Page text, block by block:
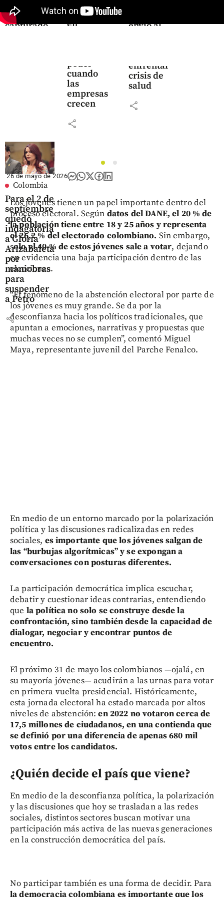
en una
maleta: hay
capturado
MiPymes
en
poder
cuando
las
empresas
crecen
share
envió al
enfrentar
crisis de
salud
share
Colombia
Para el 2 de
septiembre
quedó
indagatoria
a Gloria
Arizabaleta
por
maniobras
para
suspender
a Petro
share
1
2
26 de mayo de 2026
Los jóvenes tienen un papel importante dentro del
proceso electoral. Según datos del DANE, el 20 % de
la población tiene entre 18 y 25 años y representa
el 26,2 % del electorado colombiano. Sin embargo,
solo el 40 % de estos jóvenes sale a votar, dejando
en evidencia una baja participación dentro de las
elecciones.
“El fenómeno de la abstención electoral por parte de
los jóvenes es muy grande. Se da por la
desconfianza hacia los políticos tradicionales, que
apuntan a emociones, narrativas y propuestas que
muchas veces no se cumplen”, comentó Miguel
Maya, representante juvenil del Parche Fenalco.
En medio de un entorno marcado por la polarización
política y las discusiones radicalizadas en redes
sociales, es importante que los jóvenes salgan de
las “burbujas algorítmicas” y se expongan a
conversaciones con posturas diferentes.
La participación democrática implica escuchar,
debatir y cuestionar ideas contrarias, entendiendo
que la política no solo se construye desde la
confrontación, sino también desde la capacidad de
dialogar, negociar y encontrar puntos de
encuentro.
El próximo 31 de mayo los colombianos —ojalá, en
su mayoría jóvenes— acudirán a las urnas para votar
en primera vuelta presidencial. Históricamente,
esta jornada electoral ha estado marcada por altos
niveles de abstención:en 2022 no votaron cerca de
17,5 millones de ciudadanos, en una contienda que
se definió por una diferencia de apenas 680 mil
votos entre los candidatos.
¿Quién decide el país que viene?
En medio de la desconfianza política, la polarización
y las discusiones que hoy se trasladan a las redes
sociales, distintos sectores buscan motivar una
participación más activa de las nuevas generaciones
en la construcción democrática del país.
No participar también es una forma de decidir. Para
la democracia colombiana es importante que los